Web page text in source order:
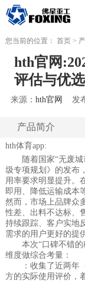
您当前的位置： 首页>
hth官网
评估与优
来源： hth官网 发布
产品简介
hth体育app:
随着国家“无废城
圾专项规划》的发布
用率要求明显提升。
即用、降低运输成本
然而，市场上品牌众
性差、出料不达标、
持续跟踪、客户实地
需求的用户更好的提
本次“口碑不错的
维度做综合考量：
：收集了近两年（
方的实际使用评价，